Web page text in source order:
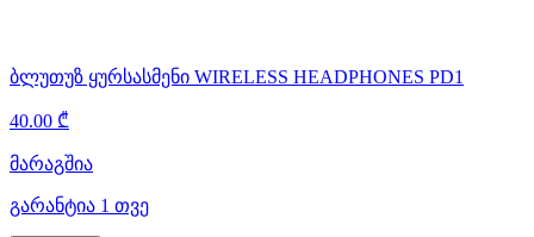
ბლუთუზ ყურსასმენი WIRELESS HEADPHONES PD1
40.00 ₾
მარაგშია
გარანტია 1 თვე